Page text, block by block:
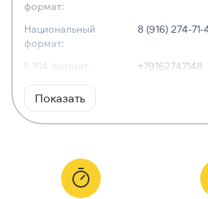
формат:
Национальный
формат:
8 (916) 274-71-
E.164 формат:
+79162747148
RFC3966
формат:
Тип номера:
Оператор связи:
Показать